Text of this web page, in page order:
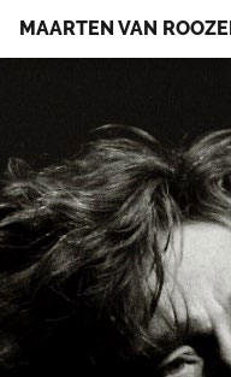
MAARTEN VAN